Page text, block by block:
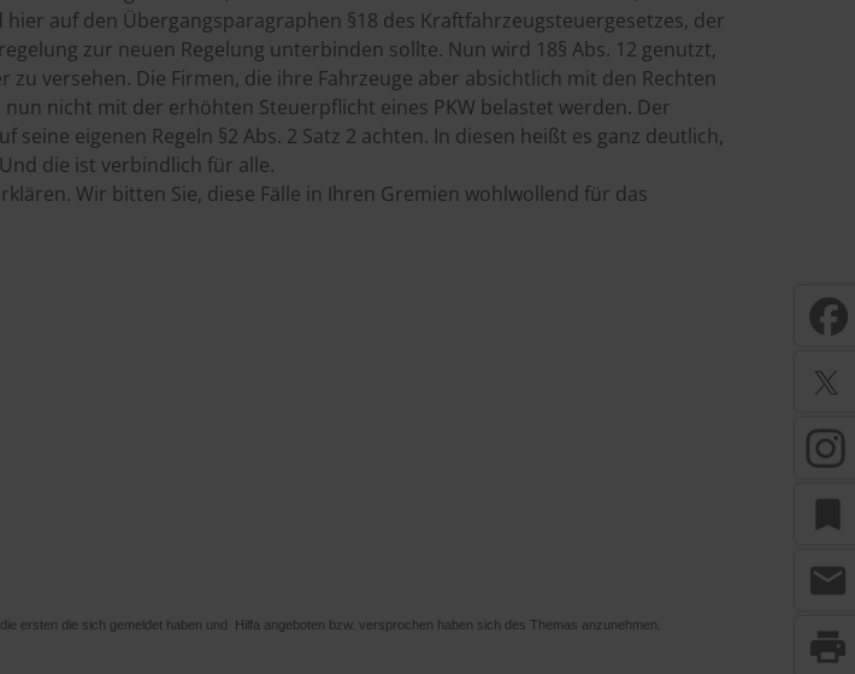
auf den Übergangsparagraphen §18 des Kraftfahrzeugsteuergesetzes, der
zur neuen Regelung unterbinden sollte. Nun wird 18§ Abs. 12 genutzt,
zu versehen. Die Firmen, die ihre Fahrzeuge aber absichtlich mit den Rechten
nicht mit der erhöhten Steuerpflicht eines PKW belastet werden. Der
eigenen Regeln §2 Abs. 2 Satz 2 achten. In diesen heißt es ganz deutlich,
die ist verbindlich für alle.
Wir bitten Sie, diese Fälle in Ihren Gremien wohlwollend für das
ersten die sich gemeldet haben und Hilfa angeboten bzw. versprochen haben sich des Themas anzunehmen.
bookmark
mail
print